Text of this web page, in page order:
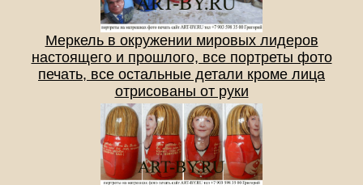
Меркель в окружении мировых лидеров
настоящего и прошлого, все портреты фото
печать, все остальные детали кроме лица
отрисованы от руки